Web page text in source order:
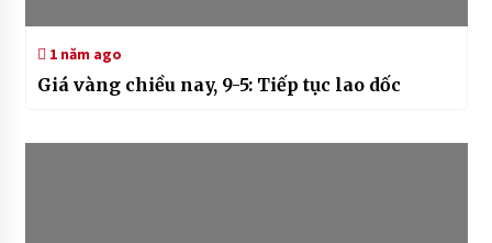
1 năm ago
Giá vàng chiều nay, 9-5: Tiếp tục lao dốc